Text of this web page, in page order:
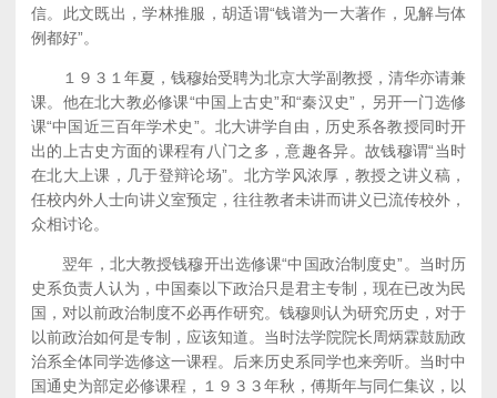
信。此文既出，学林推服，胡适谓“钱谱为一大著作，见解与体
例都好”。
１９３１年夏，钱穆始受聘为北京大学副教授，清华亦请兼
课。他在北大教必修课“中国上古史”和“秦汉史”，另开一门选修
课“中国近三百年学术史”。北大讲学自由，历史系各教授同时开
出的上古史方面的课程有八门之多，意趣各异。故钱穆谓“当时
在北大上课，几于登辩论场”。北方学风浓厚，教授之讲义稿，
任校内外人士向讲义室预定，往往教者未讲而讲义已流传校外，
众相讨论。
翌年，北大教授钱穆开出选修课“中国政治制度史”。当时历
史系负责人认为，中国秦以下政治只是君主专制，现在已改为民
国，对以前政治制度不必再作研究。钱穆则认为研究历史，对于
以前政治如何是专制，应该知道。当时法学院院长周炳霖鼓励政
治系全体同学选修这一课程。后来历史系同学也来旁听。当时中
国通史为部定必修课程，１９３３年秋，傅斯年与同仁集议，以